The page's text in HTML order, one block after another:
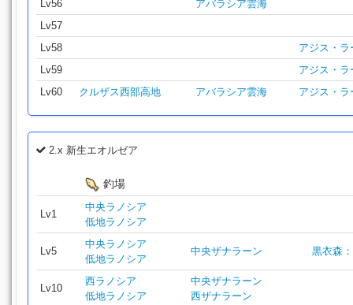
Lv56
アバラシア雲海
Lv57
Lv58
アジス・ラ
Lv59
アジス・ラ
Lv60
クルザス西部高地 アバラシア雲海 アジス・ラ
2.x 新生エオルゼア
釣場
Lv1
中央ラノシア
低地ラノシア
Lv5
中央ラノシア
低地ラノシア
中央ザナラーン 黒衣森
Lv10
西ラノシア
低地ラノシア
中央ザナラーン
西ザナラーン